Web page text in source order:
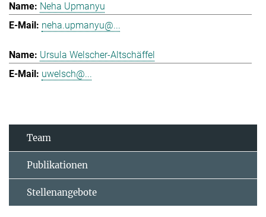
Neha Upmanyu
neha.upmanyu@...
Ursula Welscher-Altschäffel
uwelsch@...
Team
Publikationen
Stellenangebote